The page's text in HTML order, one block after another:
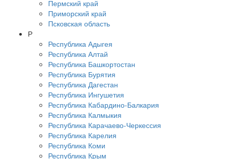
Пермский край
Приморский край
Псковская область
Р
Республика Адыгея
Республика Алтай
Республика Башкортостан
Республика Бурятия
Республика Дагестан
Республика Ингушетия
Республика Кабардино-Балкария
Республика Калмыкия
Республика Карачаево-Черкессия
Республика Карелия
Республика Коми
Республика Крым